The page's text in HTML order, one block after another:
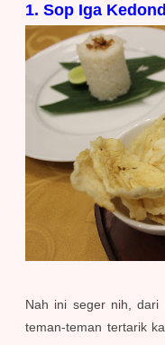
1. Sop Iga
Nah ini seger nih, dari
teman-teman tertarik